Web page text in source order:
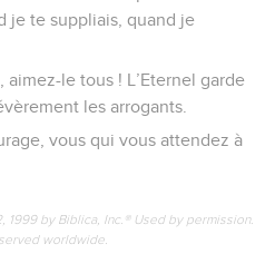
je te suppliais, quand je
aimez-le tous ! L’Eternel garde
les arrogants.
vous qui vous attendez à
1999 by Biblica, Inc.® Used by permission.
worldwide.